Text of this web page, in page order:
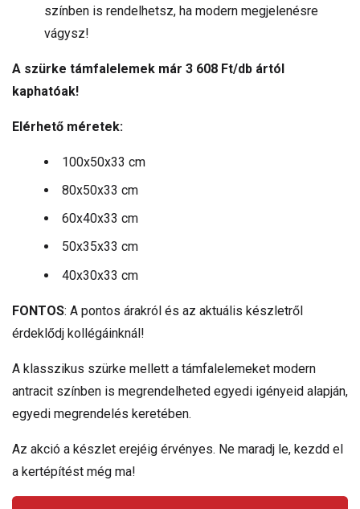
színben is rendelhetsz, ha modern megjelenésre
vágysz!
A szürke támfalelemek már 3 608 Ft/db ártól
kaphatóak!
Elérhető méretek:
100x50x33 cm
80x50x33 cm
60x40x33 cm
50x35x33 cm
40x30x33 cm
FONTOS: A pontos árakról és az aktuális készletről
érdeklődj kollégáinknál!
A klasszikus szürke mellett a támfalelemeket modern
antracit színben is megrendelheted egyedi igényeid alapján,
egyedi megrendelés keretében.
Az akció a készlet erejéig érvényes. Ne maradj le, kezdd el
a kertépítést még ma!